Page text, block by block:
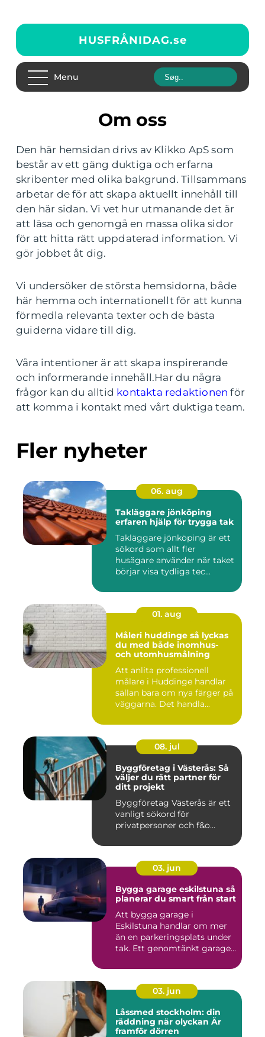
HUSFRÅNIDAG.se
Menu
Om oss
Den här hemsidan drivs av Klikko ApS som
består av ett gäng duktiga och erfarna
skribenter med olika bakgrund. Tillsammans
arbetar de för att skapa aktuellt innehåll till
den här sidan. Vi vet hur utmanande det är
att läsa och genomgå en massa olika sidor
för att hitta rätt uppdaterad information. Vi
gör jobbet åt dig.
Vi undersöker de största hemsidorna, både
här hemma och internationellt för att kunna
förmedla relevanta texter och de bästa
guiderna vidare till dig.
Våra intentioner är att skapa inspirerande
och informerande innehåll.Har du några
frågor kan du alltid kontakta redaktionen för
att komma i kontakt med vårt duktiga team.
Fler nyheter
06. aug
Takläggare jönköping
erfaren hjälp för trygga tak
Takläggare jönköping är ett
sökord som allt fler
husägare använder när taket
börjar visa tydliga tec...
01. aug
Måleri huddinge så lyckas
du med både inomhus-
och utomhusmålning
Att anlita professionell
målare i Huddinge handlar
sällan bara om nya färger på
väggarna. Det handla...
08. jul
Byggföretag i Västerås: Så
väljer du rätt partner för
ditt projekt
Byggföretag Västerås är ett
vanligt sökord för
privatpersoner och f&o...
03. jun
Bygga garage eskilstuna så
planerar du smart från start
Att bygga garage i
Eskilstuna handlar om mer
än en parkeringsplats under
tak. Ett genomtänkt garage
03. jun
Låssmed stockholm: din
räddning när olyckan Är
framför dörren